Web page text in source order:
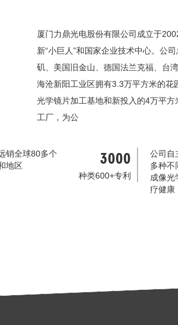
厦门力鼎光电股份有限公司成立于
新“小巨人”和国家企业技术中心。公
矶、美国旧金山、德国法兰克福、台
海沧新阳工业区拥有3.3万平方米的
光学镜片加工基地和新投入的4万平
工厂，为公
销全球80多个
地区
3000
种类600+专利
公司自
多种不
成像光
疗健康